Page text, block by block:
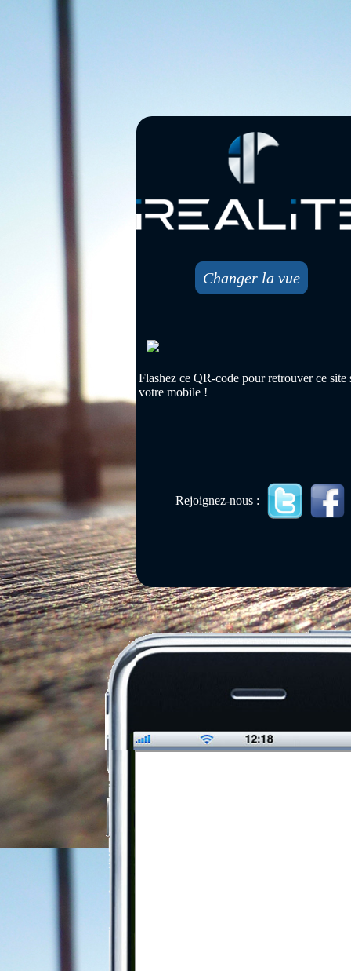
Changer la vue
Flashez ce QR-code pour retrouver ce site
votre mobile !
Rejoignez-nous :